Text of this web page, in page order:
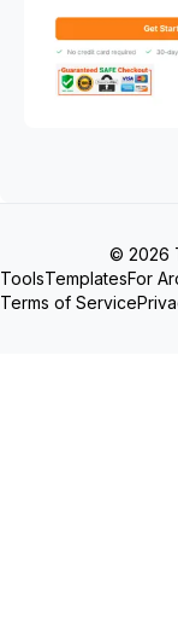
© 2026
ToolsTemplatesFor
Terms of Service